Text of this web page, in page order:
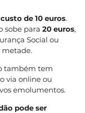
custo de 10 euros.
sobe para 20 euros,
Social ou
metade.
também tem
via online ou
emolumentos.
pode ser